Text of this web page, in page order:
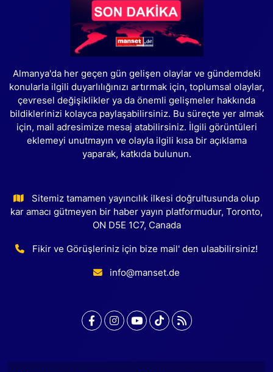
Almanya'da her geçen gün gelişen olaylar ve gündemdeki
konularla ilgili duyarlılığınızı artırmak için, toplumsal olaylar,
çevresel değişiklikler ya da önemli gelişmeler hakkında
bildiklerinizi kolayca paylaşabilirsiniz. Bu süreçte yer almak
için, mail adresimize mesaj atabilirsiniz. İlgili görüntüleri
eklemeyi unutmayın ve olayla ilgili kısa bir açıklama
yaparak, katkıda bulunun.
Sitemiz tamamen yayıncılık ilkesi doğrultusunda olup
kar amacı gütmeyen bir haber yayın platformudur, Toronto,
ON D5E 1C7, Canada
Fikir ve Görüşleriniz için bize mail' den ulaabilirsiniz!
info@manset.de